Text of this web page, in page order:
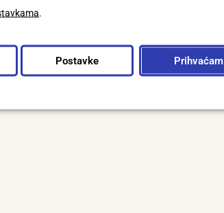
svojim podacima.Pročitajte više
Prijavi se
.
Prihvaćam
Postavke